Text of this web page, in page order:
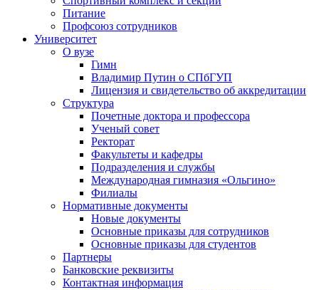
Питание
Профсоюз сотрудников
Университет
О вузе
Гимн
Владимир Путин о СПбГУП
Лицензия и свидетельство об аккредитации
Структура
Почетные доктора и профессора
Ученый совет
Ректорат
Факультеты и кафедры
Подразделения и службы
Международная гимназия «Ольгино»
Филиалы
Нормативные документы
Новые документы
Основные приказы для сотрудников
Основные приказы для студентов
Партнеры
Банковские реквизиты
Контактная информация